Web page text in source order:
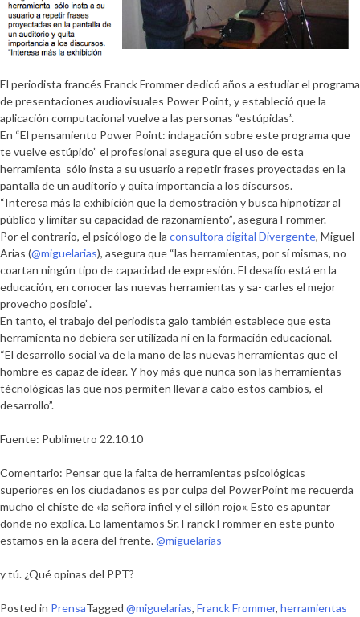
El periodista francés Franck Frommerdedicó años a estudiar el programa
de presentaciones audiovisuales Power Point, y estableció que la
aplicación computacional vuelve a las personas “estúpidas”.
En “El pensamiento Power Point: indagación sobre este programa que
te vuelve estúpido” el profesional asegura que el uso de esta
herramienta sólo insta a su usuario a repetir frases proyectadas en la
pantalla de un auditorio y quita importancia a los discursos.
“Interesa más la exhibición que la demostración y busca hipnotizar al
público y limitar su capacidad de razonamiento”, asegura From­mer.
Por el contrario, el psicólogo de la consultora digital Divergente, Miguel
Arias (@miguelarias), asegura que “las herramientas, por sí mismas, no
coartan ningún tipo de capacidad de expresión. El desafío está en la
educación, en conocer las nuevas herramientas y sa- carles el mejor
provecho posible”.
En tanto, el trabajo del periodista galo también establece que esta
herramienta no debiera ser utilizada ni en la formación educacional.
“El desarrollo social va de la mano de las nuevas herramientas que el
hombre es capaz de idear. Y hoy más que nunca son las herramientas
técnológicas las que nos permiten llevar a cabo estos cambios, el
desarrollo”.
Fuente: Publimetro 22.10.10
Comentario: Pensar que la falta de herramientas psicológicas
superiores en los ciudadanos es por culpa del PowerPoint me recuerda
mucho el chiste de «la señora infiel y el sillón rojo«. Esto es apuntar
donde no explica. Lo lamentamos Sr.Franck Frommer en este punto
estamos en la acera del frente.@miguelarias
y tú. ¿Qué opinas del PPT?
Posted in PrensaTagged @miguelarias, Franck Frommer, herramientas